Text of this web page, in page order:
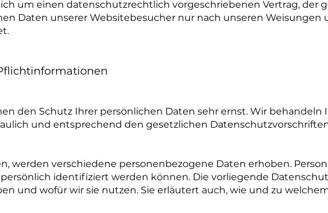
um einen datenschutzrechtlich vorgeschriebenen Vertrag, der
Daten unserer Websitebesucher nur nach unseren Weisungen
den Schutz Ihrer persönlichen Daten sehr ernst. Wir behandeln
und entsprechend den gesetzlichen
werden verschiedene personenbezogene Daten erhoben.
identifiziert werden können. Die vorliegende
und wofür wir sie nutzen. Sie erläutert auch, wie und zu